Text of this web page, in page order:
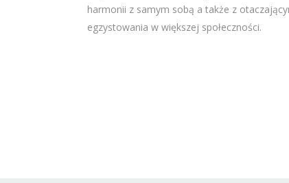
harmonii z samym sobą a także z
egzystowania w większej społeczności.